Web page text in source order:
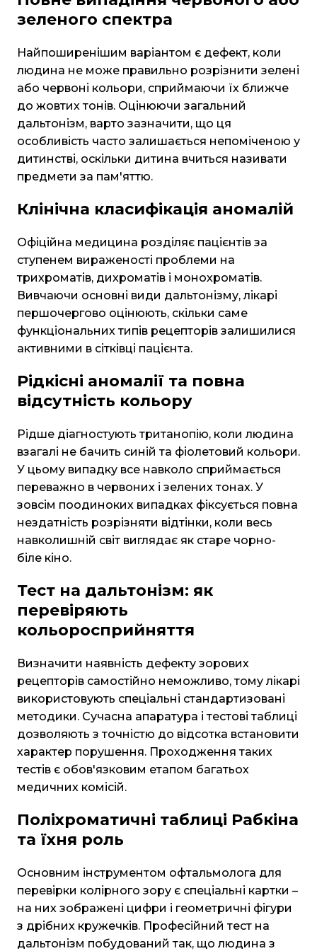
зеленого спектра
Найпоширенішим варіантом є дефект, коли
людина не може правильно розрізнити зелені
або червоні кольори, сприймаючи їх ближче
до жовтих тонів. Оцінюючи загальний
дальтонізм, варто зазначити, що ця
особливість часто залишається непоміченою у
дитинстві, оскільки дитина вчиться називати
предмети за пам'яттю.
Клінічна класифікація аномалій
Офіційна медицина розділяє пацієнтів за
ступенем вираженості проблеми на
трихроматів, дихроматів і монохроматів.
Вивчаючи основні види дальтонізму, лікарі
першочергово оцінюють, скільки саме
функціональних типів рецепторів залишилися
активними в сітківці пацієнта.
Рідкісні аномалії та повна
відсутність кольору
Рідше діагностують тританопію, коли людина
взагалі не бачить синій та фіолетовий кольори.
У цьому випадку все навколо сприймається
переважно в червоних і зелених тонах. У
зовсім поодиноких випадках фіксується повна
нездатність розрізняти відтінки, коли весь
навколишній світ виглядає як старе чорно-
біле кіно.
Тест на дальтонізм: як
перевіряють
кольоросприйняття
Визначити наявність дефекту зорових
рецепторів самостійно неможливо, тому лікарі
використовують спеціальні стандартизовані
методики. Сучасна апаратура і тестові таблиці
дозволяють з точністю до відсотка встановити
характер порушення. Проходження таких
тестів є обов'язковим етапом багатьох
медичних комісій.
Поліхроматичні таблиці Рабкіна
та їхня роль
Основним інструментом офтальмолога для
перевірки колірного зору є спеціальні картки –
на них зображені цифри і геометричні фігури
з дрібних кружечків. Професійний тест на
дальтонізм побудований так, що людина з